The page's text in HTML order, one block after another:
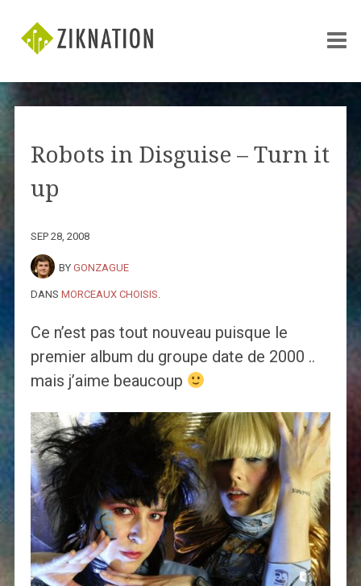
Robots in Disguise – Turn it
up
SEP 28, 2008
BY GONZAGUE
DANS MORCEAUX CHOISIS
Ce n’est pas tout nouveau puisque le
premier album du groupe date de 2000 ..
mais j’aime beaucoup